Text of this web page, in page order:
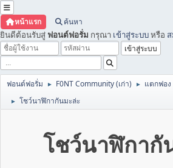
หน้าแรก ค้นหา
ยินดีต้อนรับสู่ ฟอนต์ฟอรั่ม กรุณา เข้าสู่ระบบหรือ
ฟอนต์ฟอรั่ม ► F0NT Community (เก่า) ► แตกฟอง
► โชว์นาฬิกากันมะล่ะ
โชว์นาฬิกากั